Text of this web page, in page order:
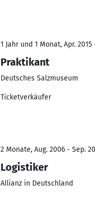
1 Jahr und 1 Monat, Apr. 2015
Praktikant
Deutsches Salzmuseum
Ticketverkäufer
2 Monate, Aug. 2006 - Sep.
Logistiker
Allianz in Deutschland